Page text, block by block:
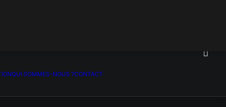
QUI SOMMES-NOUS ?CONTACT